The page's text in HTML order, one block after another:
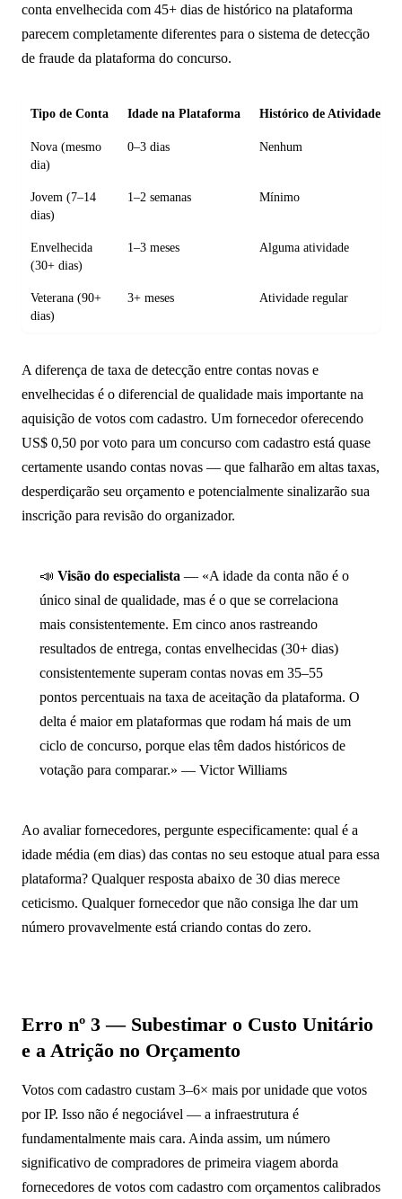
conta envelhecida com 45+ dias de histórico na plataforma
parecem completamente diferentes para o sistema de detecção
de fraude da plataforma do concurso.
Tipo de Conta Idade na Plataforma Histórico de Atividade
Nova (mesmo
dia)
0–3 dias Nenhum
Jovem (7–14
dias)
1–2 semanas Mínimo
Envelhecida
(30+ dias)
1–3 meses Alguma atividade
Veterana (90+
dias)
3+ meses Atividade regular
A diferença de taxa de detecção entre contas novas e
envelhecidas é o diferencial de qualidade mais importante na
aquisição de votos com cadastro. Um fornecedor oferecendo
US$ 0,50 por voto para um concurso com cadastro está quase
certamente usando contas novas — que falharão em altas taxas,
desperdiçarão seu orçamento e potencialmente sinalizarão sua
inscrição para revisão do organizador.
📣 Visão do especialista — «A idade da conta não é o
único sinal de qualidade, mas é o que se correlaciona
mais consistentemente. Em cinco anos rastreando
resultados de entrega, contas envelhecidas (30+ dias)
consistentemente superam contas novas em 35–55
pontos percentuais na taxa de aceitação da plataforma. O
delta é maior em plataformas que rodam há mais de um
ciclo de concurso, porque elas têm dados históricos de
votação para comparar.» — Victor Williams
Ao avaliar fornecedores, pergunte especificamente: qual é a
idade média (em dias) das contas no seu estoque atual para essa
plataforma? Qualquer resposta abaixo de 30 dias merece
ceticismo. Qualquer fornecedor que não consiga lhe dar um
número provavelmente está criando contas do zero.
Erro nº 3 — Subestimar o Custo Unitário
e a Atrição no Orçamento
Votos com cadastro custam 3–6× mais por unidade que votos
por IP. Isso não é negociável — a infraestrutura é
fundamentalmente mais cara. Ainda assim, um número
significativo de compradores de primeira viagem aborda
fornecedores de votos com cadastro com orçamentos calibrados